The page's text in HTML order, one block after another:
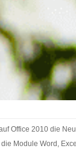
Office 2010 die
Module Word,